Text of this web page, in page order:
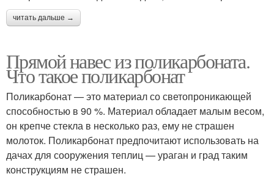
читать дальше →
Прямой навес из поликарбоната.
Что такое поликарбонат
Поликарбонат — это материал со светопроникающей
способностью в 90 %. Материал обладает малым весом,
он крепче стекла в несколько раз, ему не страшен
молоток. Поликарбонат предпочитают использовать на
дачах для сооружения теплиц — ураган и град таким
конструкциям не страшен.